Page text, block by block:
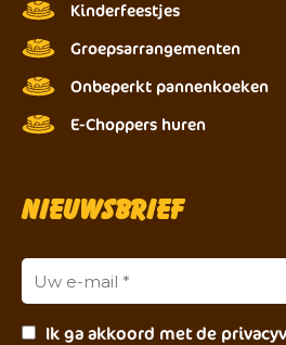
Kinderfeestjes
Groepsarrangementen
Onbeperkt pannenkoeken
E-Choppers huren
Nieuwsbrief
Ik ga akkoord met de